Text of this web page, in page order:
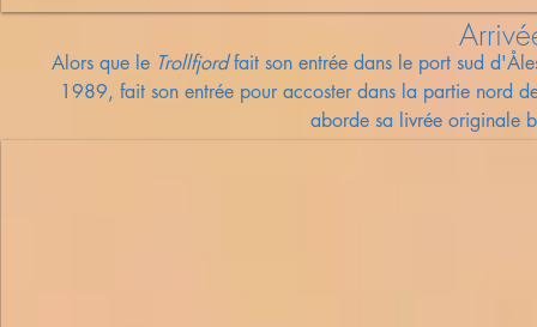
Alors que le Trollfjordfait son entrée dans le port sud
1989, fait son entrée pour accoster dans la partie nord
abordesa livrée originale